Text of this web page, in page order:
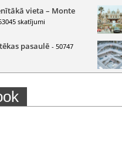
vieta – Monte
skatījumi
pasaulē - 50747